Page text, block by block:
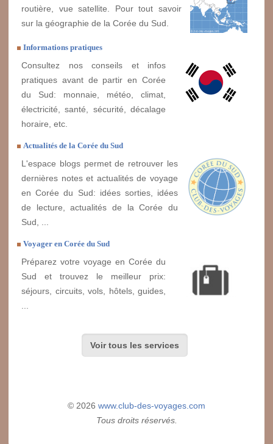
routière, vue satellite. Pour tout savoir
sur la géographie de la Corée du Sud.
Informations pratiques
Consultez nos conseils et infos
pratiques avant de partir en Corée
du Sud: monnaie, météo, climat,
électricité, santé, sécurité, décalage
horaire, etc.
Actualités de la Corée du Sud
L'espace blogs permet de retrouver les
dernières notes et actualités de voyage
en Corée du Sud: idées sorties, idées
de lecture, actualités de la Corée du
Sud, ...
Voyager en Corée du Sud
Préparez votre voyage en Corée du
Sud et trouvez le meilleur prix:
séjours, circuits, vols, hôtels, guides,
Voir tous les services
© 2026 www.club-des-voyages.com
Tous droits réservés.